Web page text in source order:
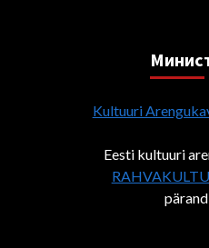
Kultuuri
Eesti kultuuri